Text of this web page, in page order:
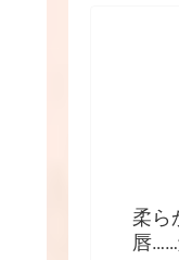
柔ら
唇……